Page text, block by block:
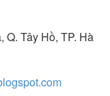
Q. Tây Hồ, TP. Hà